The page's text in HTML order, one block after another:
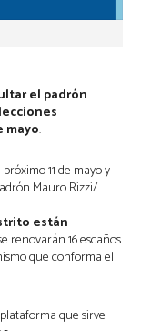
el padrón
mayo.
11 de mayo y
Mauro Rizzi/
están
renovarán 16 escaños
que conforma el
que sirve